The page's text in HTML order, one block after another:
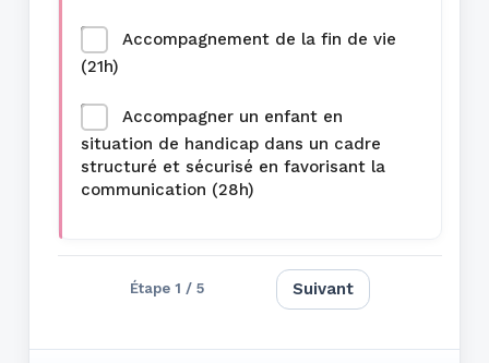
Accompagnement de la fin de vie
(21h)
Accompagner un enfant en
situation de handicap dans un cadre
structuré et sécurisé en favorisant la
communication (28h)
Étape 1 / 5 Suivant